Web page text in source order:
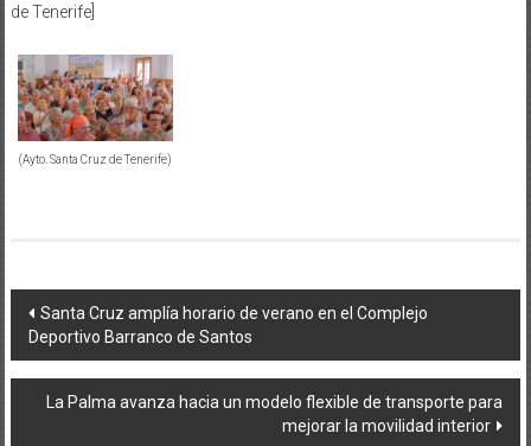
de Tenerife]
(Ayto. Santa Cruz de Tenerife)
Navegación
de
entradas
Santa Cruz amplía horario de verano en el Complejo
Deportivo Barranco de Santos
La Palma avanza hacia un modelo flexible de transporte para
mejorar la movilidad interior